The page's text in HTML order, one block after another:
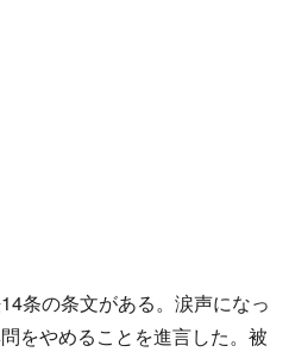
条の条文がある。涙声になっ
をやめることを進言した。被